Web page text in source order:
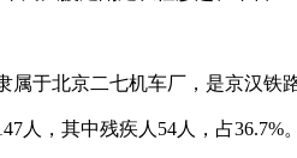
属于北京二七机车厂，是京汉铁
人，其中残疾人54人，占